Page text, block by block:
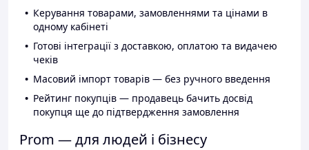
Керування товарами, замовленнями та цінами в
одному кабінеті
Готові інтеграції з доставкою, оплатою та видачею
чеків
Масовий імпорт товарів — без ручного введення
Рейтинг покупців — продавець бачить досвід
покупця ще до підтвердження замовлення
Prom — для людей і бізнесу